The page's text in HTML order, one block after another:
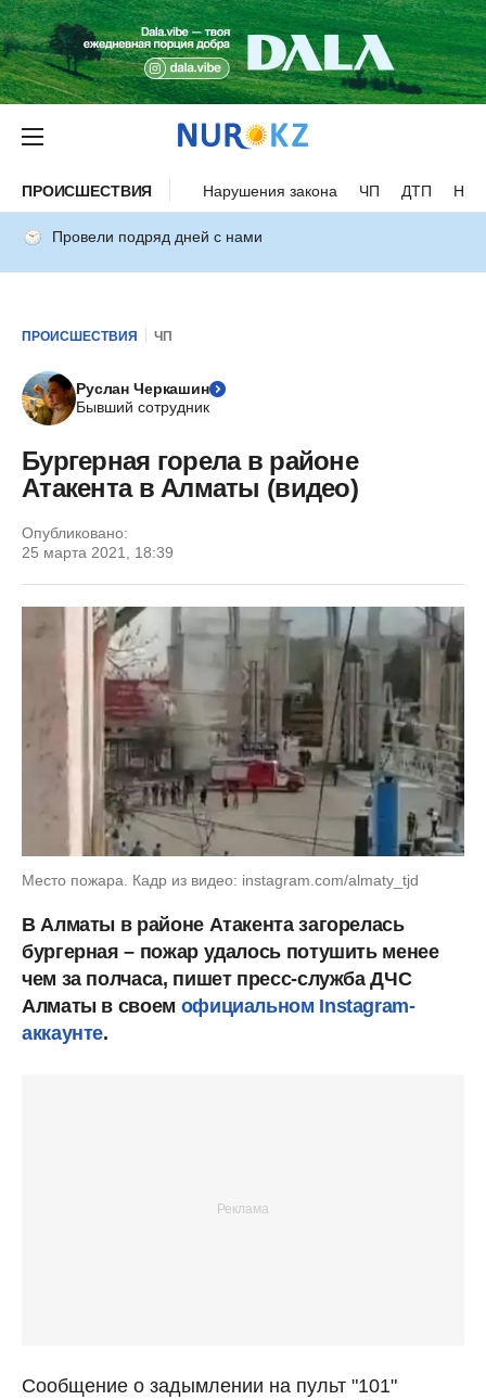
ПРОИСШЕСТВИЯ Нарушения закона ЧП ДТП
Провели подряд дней с нами
ПРОИСШЕСТВИЯ ЧП
Руслан Черкашин
Бывший сотрудник
Бургерная горела в районе
Атакента в Алматы (видео)
Опубликовано:
25 марта 2021, 18:39
Место пожара. Кадр из видео: instagram.com/almaty_tjd
В Алматы в районе Атакента загорелась
бургерная – пожар удалось потушить менее
чем за полчаса, пишет пресс-служба ДЧС
Алматы в своем официальном Instagram-
аккаунте.
Сообщение о задымлении на пульт "101"